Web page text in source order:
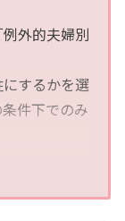
外的夫婦別
するかを選
件下でのみ